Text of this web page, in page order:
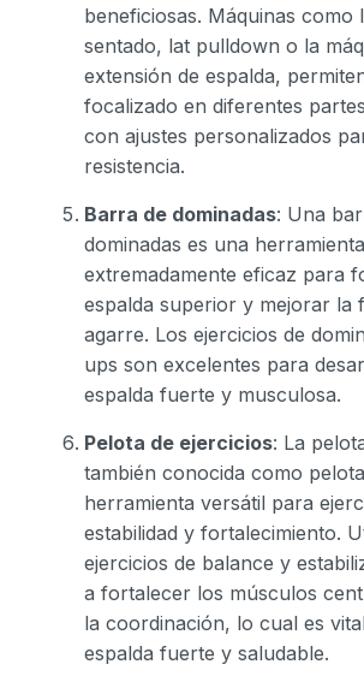
beneficiosas. Máquinas como
sentado, lat pulldown o la
extensión de espalda,
focalizado en diferentes
con ajustes personalizados
resistencia.
Barra de dominadas: Una
dominadas es una herramienta
extremadamente eficaz para
espalda superior y mejorar la
agarre. Los ejercicios de
ups son excelentes para
espalda fuerte y musculosa.
Pelota de ejercicios: La
también conocida como
herramienta versátil para
estabilidad y fortalecimiento.
ejercicios de balance y
a fortalecer los músculos
la coordinación, lo cual es
espalda fuerte y saludable.